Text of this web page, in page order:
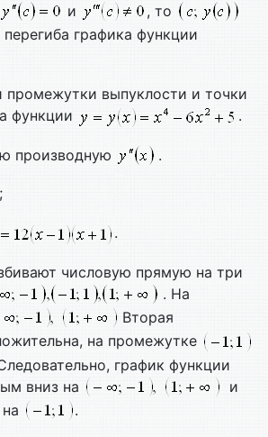
и
, то
графика функции
промежутки выпуклости и точки
функции
.
производную .
;
.
числовую прямую на три
. На
Вторая
на промежутке
график функции
вниз на
и
.